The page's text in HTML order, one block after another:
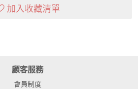
加入收藏清單
顧客服務
會員制度